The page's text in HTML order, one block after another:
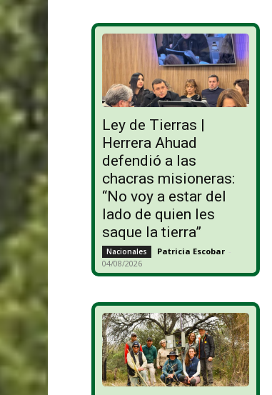
Ley de Tierras |
Herrera Ahuad
defendió a las
chacras misioneras:
“No voy a estar del
lado de quien les
saque la tierra”
Nacionales Patricia Escobar -
04/08/2026